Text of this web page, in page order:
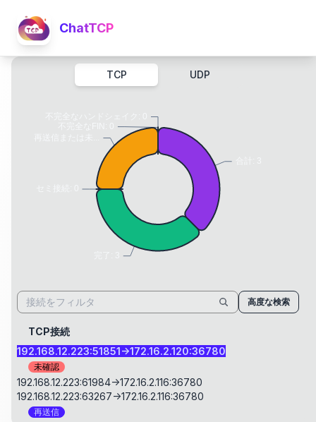
ChatTCP
TCP UDP
高度な検索
TCP接続
192.168.12.223:51851->172.16.2.120:36780
未確認
192.168.12.223:61984->172.16.2.116:36780
192.168.12.223:63267->172.16.2.116:36780
再送信